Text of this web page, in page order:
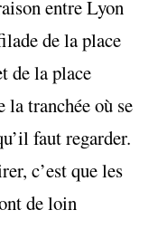
entre Lyon
de la place
de la place
la tranchée où se
faut regarder.
c’est que les
de loin